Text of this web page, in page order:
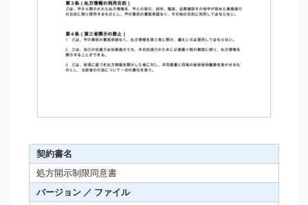
契約書名
処方開示制限同意書
バージョン ／ ファイル